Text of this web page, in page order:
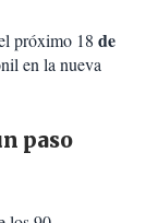
próximo 18 de
en la nueva
paso